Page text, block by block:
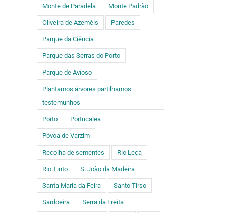
Monte de Paradela Monte Padrão
Oliveira de Azeméis Paredes
Parque da Ciência
Parque das Serras do Porto
Parque de Avioso
Plantamos árvores partilhamos
testemunhos
Porto Portucalea
Póvoa de Varzim
Recolha de sementes Rio Leça
Rio Tinto S. João da Madeira
Santa Maria da Feira Santo Tirso
Sardoeira Serra da Freita